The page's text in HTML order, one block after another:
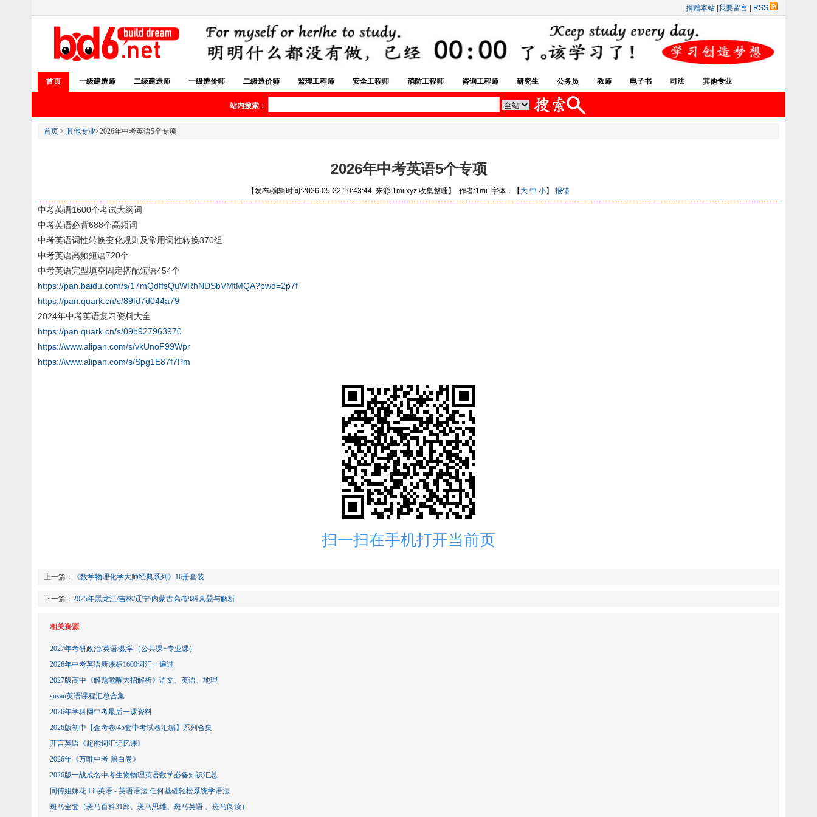
捐赠本站 我要留言 RSS
首页 一级建造师 二级建造师 一级造价师 二级造价师 监理工程师 安全工程师 消防工程师 咨询工程师 研究生 公务员 教师 电子书 司法 其他专业
站内搜索：
首页 > 其他专业>2026年中考英语5个专项
2026年中考英语5个专项
【发布/编辑时间:2026-05-22 10:43:44 来源:1mi.xyz 收集整理】 作者:1mi 字体：【大 中 小】 报错
中考英语1600个考试大纲词
中考英语必背688个高频词
中考英语词性转换变化规则及常用词性转换370组
中考英语高频短语720个
中考英语完型填空固定搭配短语454个
https://pan.baidu.com/s/17mQdffsQuWRhNDSbVMtMQA?pwd=2p7f
https://pan.quark.cn/s/89fd7d044a79
2024年中考英语复习资料大全
https://pan.quark.cn/s/09b927963970
https://www.alipan.com/s/vkUnoF99Wpr
https://www.alipan.com/s/Spg1E87f7Pm
扫一扫在手机打开当前页
上一篇： 《数学物理化学大师经典系列》16册套装
下一篇： 2025年黑龙江/吉林/辽宁/内蒙古高考9科真题与解析
相关资源
2027年考研政治/英语/数学（公共课+专业课）
2026年中考英语新课标1600词汇一遍过
2027版高中《解题觉醒大招解析》语文、英语、地理
susan英语课程汇总合集
2026年学科网中考最后一课资料
2026版初中【金考卷/45套中考试卷汇编】系列合集
开言英语《超能词汇记忆课》
2026年《万唯中考·黑白卷》
2026版一战成名中考生物物理英语数学必备知识汇总
同传姐妹花 Lib英语 - 英语语法 任何基础轻松系统学语法
斑马全套（斑马百科31部、斑马思维、斑马英语 、斑马阅读）